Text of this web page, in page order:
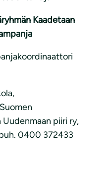
Kaadetaan
piiri ry,
0400 372433